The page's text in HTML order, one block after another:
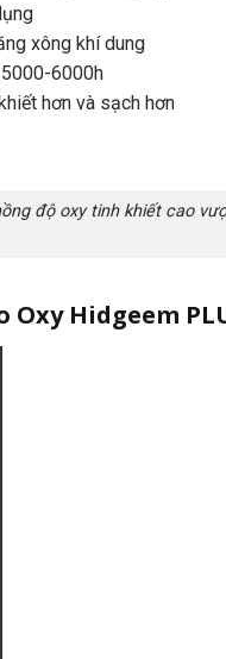
xông khí dung
6000h
hơn và sạch hơn
độ oxy tinh khiết cao
Oxy Hidgeem